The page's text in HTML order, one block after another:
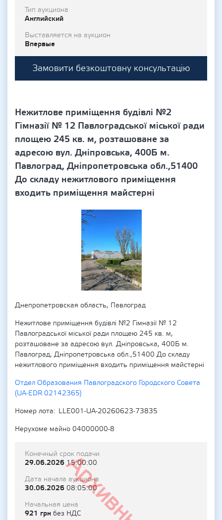
Тип аукциона
Английский
Выставляется на аукцион
Впервые
Замовити безкоштовну консультацію
Нежитлове приміщення будівлі №2
Гімназії № 12 Павлоградської міської ради
площею 245 кв. м, розташоване за
адресою вул. Дніпровська, 400Б м.
Павлоград, Дніпропетровська обл.,51400
До складу нежитлового приміщення
входить приміщення майстерні
Днепропетровская область, Павлоград
Нежитлове приміщення будівлі №2 Гімназії № 12
Павлоградської міської ради площею 245 кв. м,
розташоване за адресою вул. Дніпровська, 400Б м.
Павлоград, Дніпропетровська обл.,51400 До складу
нежитлового приміщення входить приміщення майстерні
Отдел Образования Павлоградского Городского Совета
(UA-EDR 02142365)
Номер лота
LLE001-UA-20260623-73835
Нерухоме майно 04000000-8
Архивный
Конечный срок подачи
29.06.202615:00:00
Дата начала аукциона
30.06.2026 08:05:00
Начальная цена
921 грн без НДС